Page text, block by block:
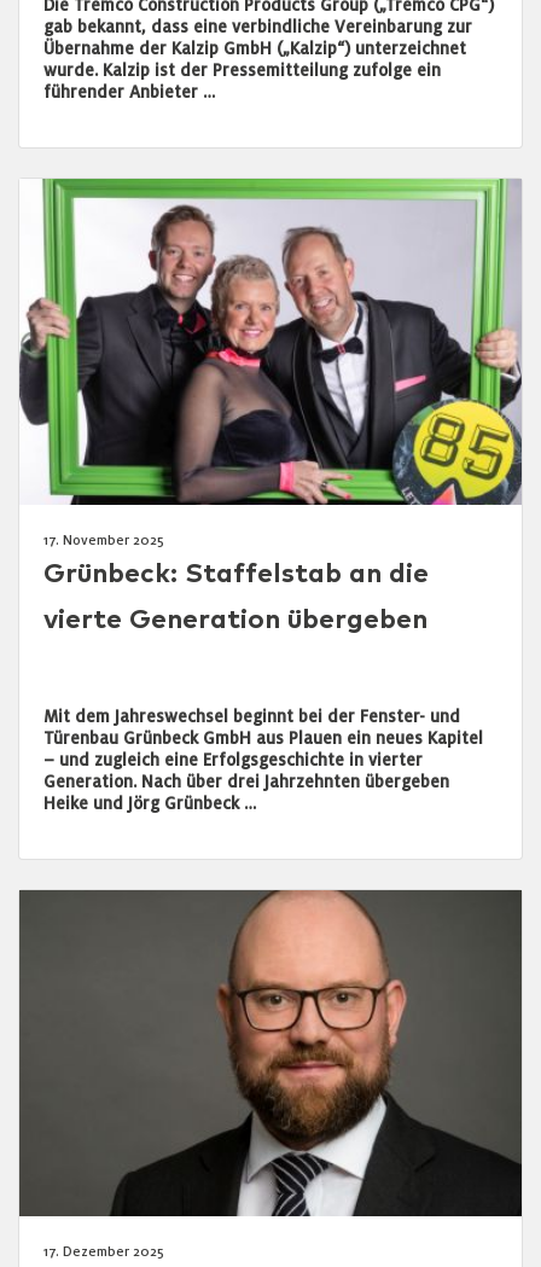
Die Tremco Construction Products Group („Tremco CPG“)
gab bekannt, dass eine verbindliche Vereinbarung zur
Übernahme der Kalzip GmbH („Kalzip“) unterzeichnet
wurde. Kalzip ist der Pressemitteilung zufolge ein
führender Anbieter …
17. November 2025
Grünbeck: Staffelstab an die
vierte Generation übergeben
Mit dem Jahreswechsel beginnt bei der Fenster- und
Türenbau Grünbeck GmbH aus Plauen ein neues Kapitel
– und zugleich eine Erfolgsgeschichte in vierter
Generation. Nach über drei Jahrzehnten übergeben
Heike und Jörg Grünbeck …
17. Dezember 2025